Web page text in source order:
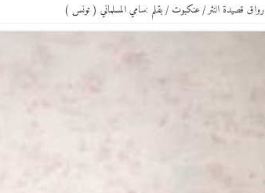
رواق قصيدة النثر/عنكبوت / بقلم :سامي المسلماني ( تونس )